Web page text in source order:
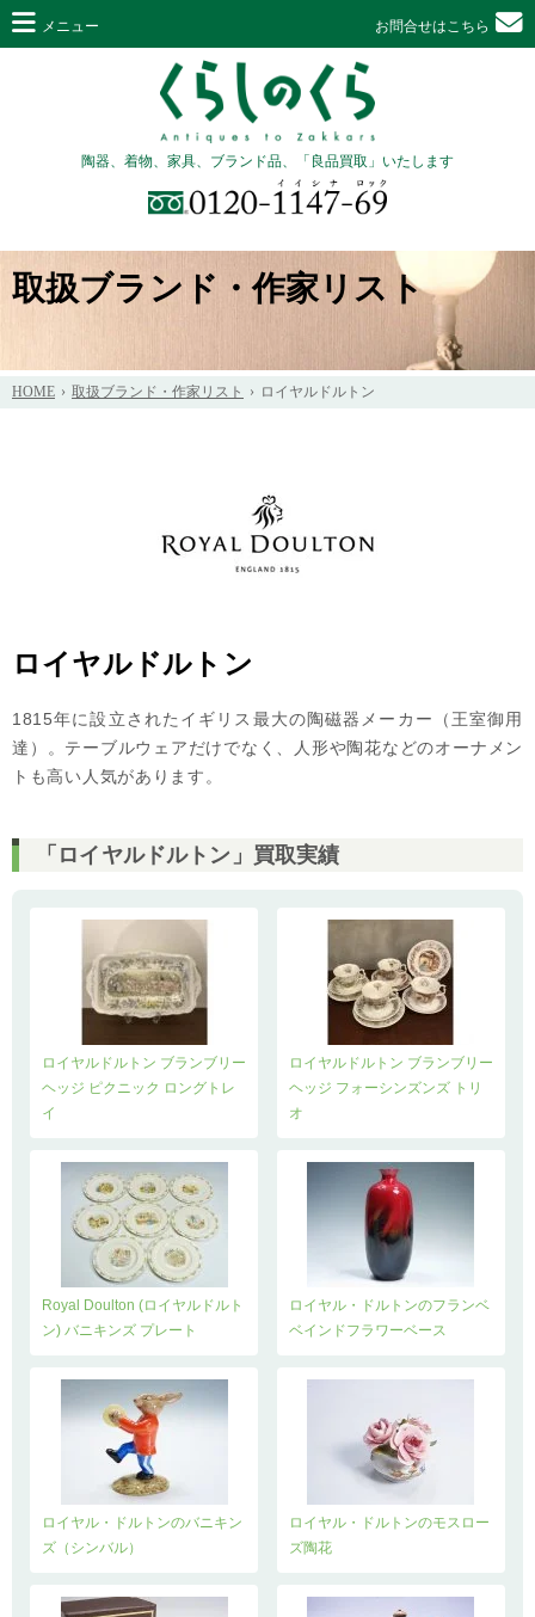
メニュー お問合せはこちら
陶器、着物、家具、ブランド品、「良品買取」いたします
取扱ブランド・作家リスト
HOME 取扱ブランド・作家リスト ロイヤルドルトン
ロイヤルドルトン
1815年に設立されたイギリス最大の陶磁器メーカー（王室御用
達）。テーブルウェアだけでなく、人形や陶花などのオーナメン
トも高い人気があります。
「ロイヤルドルトン」買取実績
ロイヤルドルトン ブランブリー
ヘッジ ピクニック ロングトレ
イ
ロイヤルドルトン ブランブリー
ヘッジ フォーシンズンズ トリ
オ
Royal Doulton (ロイヤルドルト
ン) バニキンズ プレート
ロイヤル・ドルトンのフランベ
ベインドフラワーベース
ロイヤル・ドルトンのバニキン
ズ（シンバル）
ロイヤル・ドルトンのモスロー
ズ陶花